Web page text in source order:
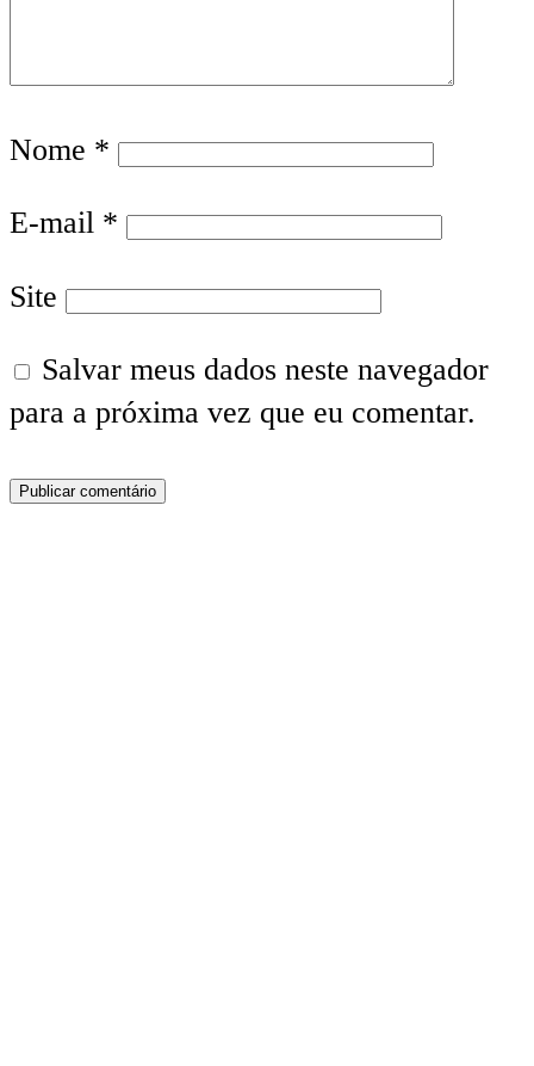
Nome *
E-mail *
Site
Salvar meus dados neste navegador
para a próxima vez que eu comentar.